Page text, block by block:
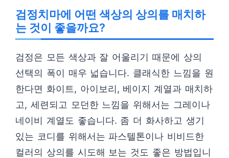
검정치마에 어떤 색상의 상의를 매치하
는 것이 좋을까요?
검정은 모든 색상과 잘 어울리기 때문에 상의
선택의 폭이 매우 넓습니다. 클래식한 느낌을 원
한다면 화이트, 아이보리, 베이지 계열과 매치하
고, 세련되고 모던한 느낌을 위해서는 그레이나
네이비 계열도 좋습니다. 좀 더 화사하고 생기
있는 코디를 위해서는 파스텔톤이나 비비드한
컬러의 상의를 시도해 보는 것도 좋은 방법입니